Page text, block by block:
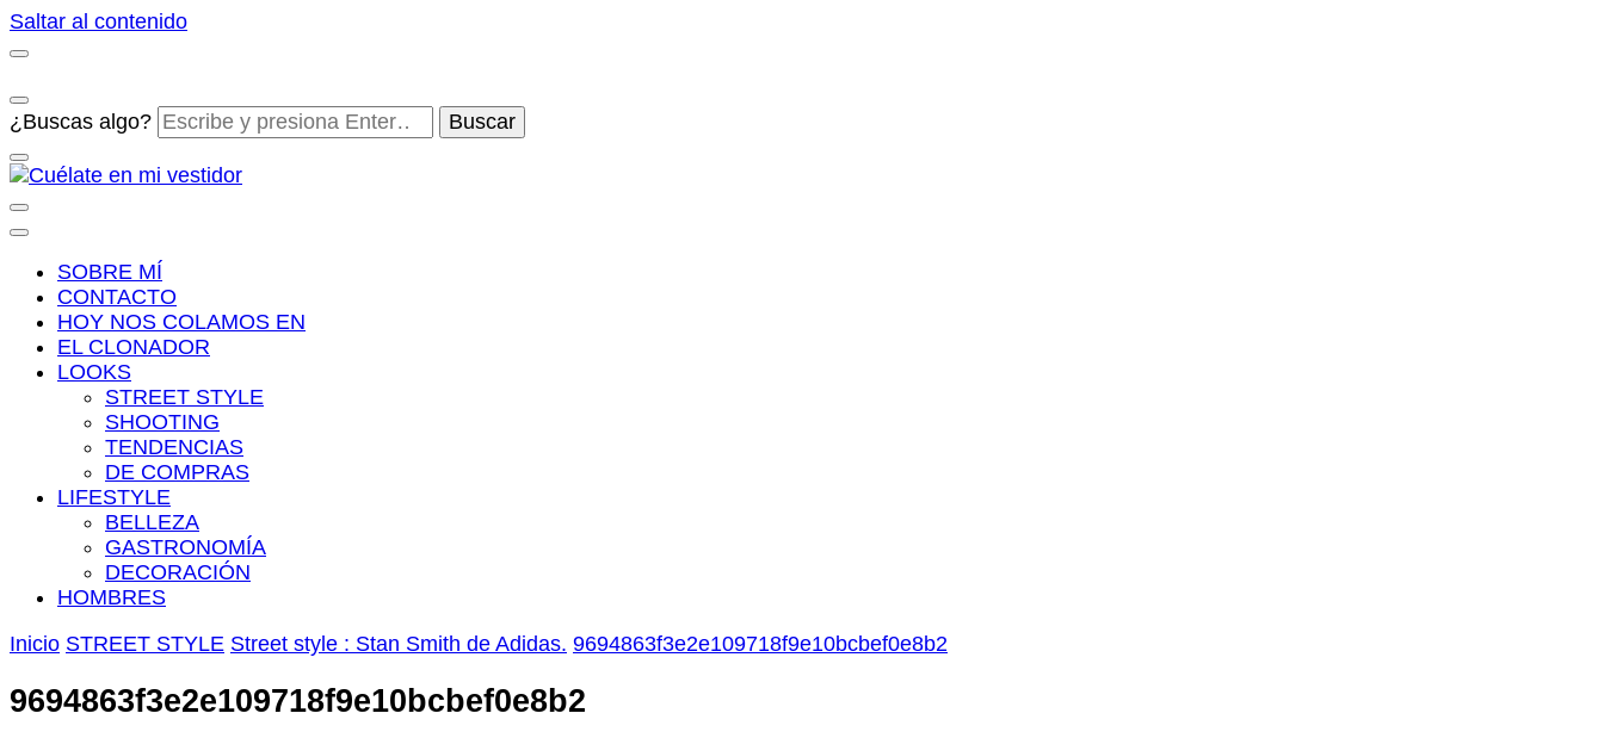
Saltar al contenido
¿Buscas algo?
Cuélate en mi vestidor
SOBRE MÍ
CONTACTO
HOY NOS COLAMOS EN
EL CLONADOR
LOOKS
STREET STYLE
SHOOTING
TENDENCIAS
DE COMPRAS
LIFESTYLE
BELLEZA
GASTRONOMÍA
DECORACIÓN
HOMBRES
Inicio STREET STYLE Street style : Stan Smith de Adidas. 9694863f3e2e109718f9e10bcbef0e8b2
9694863f3e2e109718f9e10bcbef0e8b2